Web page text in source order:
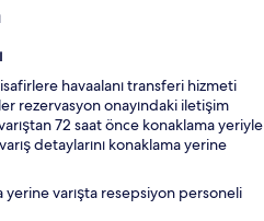
havaalanı transferi hizmeti
rezervasyon onayındaki iletişim
72 saat önce konaklama yeriyle
detaylarını konaklama yerine
yerine varışta resepsiyon personeli